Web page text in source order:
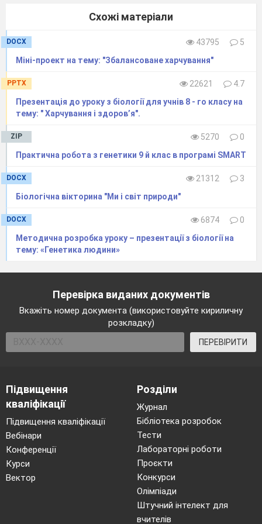
слайді) переписати учням в зошит.
дати визначення квітки)
Чому квіти такі різноманітні (можуть
бути не тільки красивими, і не завжди
гарно пахнути)? (пристосовані до
запилення різними запилювачами:
різними комахами, птахами, вітром,
водою…) більш детально про запилення і
запліднення ми дізнаємось на
А зараз гайда в оранжерею, де нас
Схожі матеріали
DOCX 43795
5
Міні-проект на тему: "Збалансоване харчування"
PPTX 22621
4.7
Презентація до уроку з біології для учнів 8 - го класу на
тему: " Харчування і здоров’я".
ZIP 5270
0
Практична робота з генетики 9 й клас в програмі SMART
DOCX 21312
3
Біологічна вікторина "Ми і світ природи"
DOCX 6874
0
Методична розробка уроку – презентації з біології на
тему: «Генетика людини»
Перевірка виданих документів
Вкажіть номер документа (використовуйте кириличну
розкладку)
ПЕРЕВІРИТИ
Підвищення
кваліфікації
Підвищення кваліфікації
Вебінари
Конференції
Курси
Вектор
Розділи
Журнал
Бібліотека розробок
Тести
Лабораторні роботи
Проєкти
Конкурси
Олімпіади
Штучний інтелект для
вчителів